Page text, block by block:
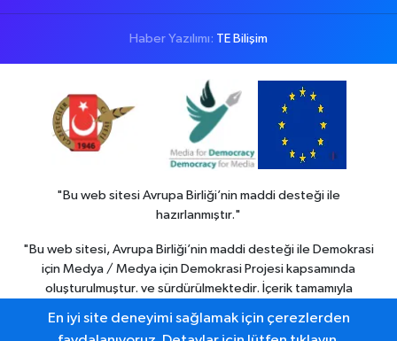
Haber Yazılımı: TE Bilişim
"Bu web sitesi Avrupa Birliği’nin maddi desteği ile
hazırlanmıştır."
"Bu web sitesi, Avrupa Birliği’nin maddi desteği ile Demokrasi
için Medya / Medya için Demokrasi Projesi kapsamında
oluşturulmuştur. ve sürdürülmektedir. İçerik tamamıyla
görüşlerini yansıtmak zorunda değildir."
En iyi site deneyimi sağlamak için çerezlerden